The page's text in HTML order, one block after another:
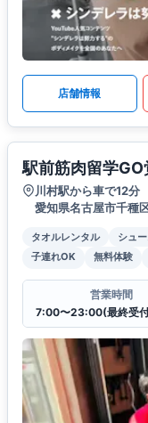
店舗情報
駅前筋肉留学
川村駅から車で12分
愛知県名古屋市千種
タオルレンタル シュ
子連れOK
無料体験
営業時間
7:00〜23:00(最終受